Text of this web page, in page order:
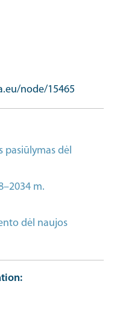
node/15465
pasiūlymas dėl
m.
dėl naujos